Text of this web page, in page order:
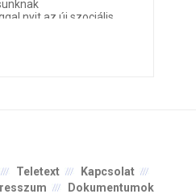
nyit az új szociális
Teletext
Kapcsolat
Dokumentumok